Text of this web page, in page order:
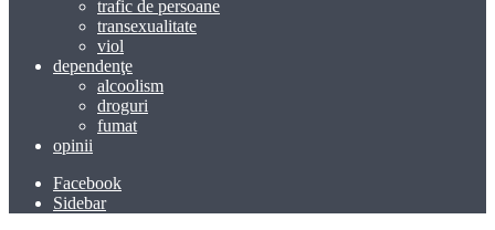
trafic de persoane
transexualitate
viol
dependenţe
alcoolism
droguri
fumat
opinii
Facebook
Sidebar